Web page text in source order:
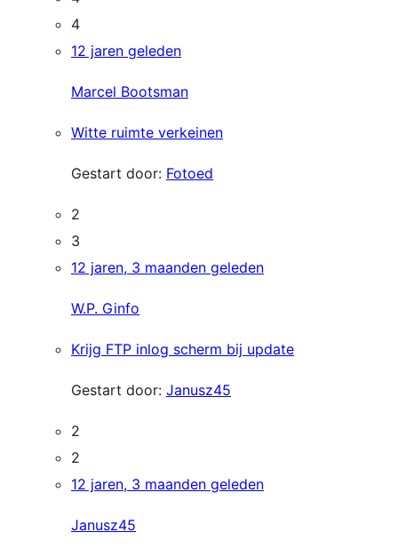
4
12 jaren geleden
Marcel Bootsman
Witte ruimte verkeinen
Gestart door: Fotoed
2
3
12 jaren, 3 maanden geleden
W.P. Ginfo
Krijg FTP inlog scherm bij update
Gestart door: Janusz45
2
2
12 jaren, 3 maanden geleden
Janusz45